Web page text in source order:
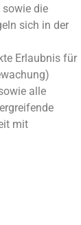
sowie die
sich in der
Erlaubnis für
alle
mit